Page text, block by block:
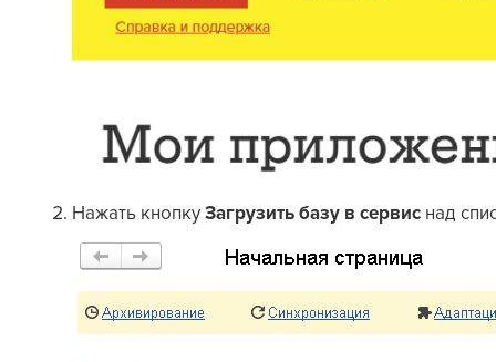
Нажать кнопкуЗагрузить базу в сервис над